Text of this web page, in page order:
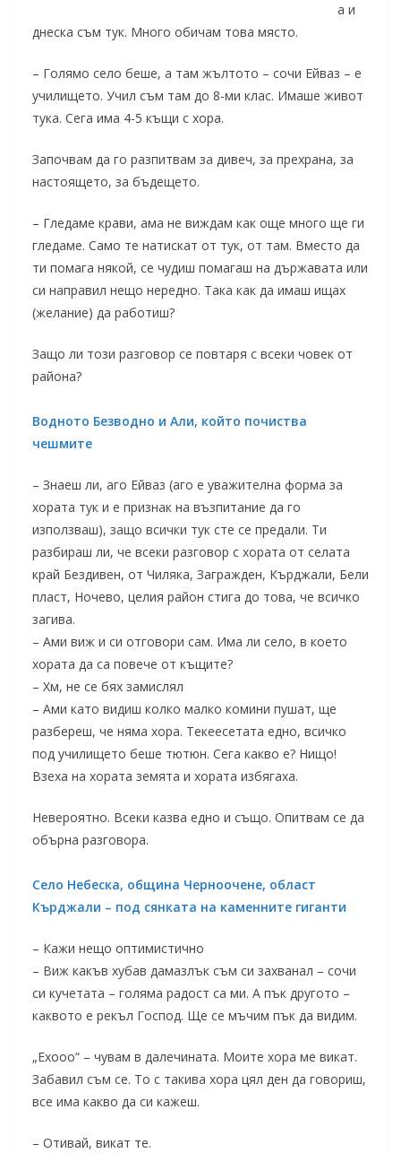
а и
днеска съм тук. Много обичам това място.
– Голямо село беше, а там жълтото – сочи Ейваз – е
училището. Учил съм там до 8-ми клас. Имаше живот
тука. Сега има 4-5 къщи с хора.
Започвам да го разпитвам за дивеч, за прехрана, за
настоящето, за бъдещето.
– Гледаме крави, ама не виждам как още много ще ги
гледаме. Само те натискат от тук, от там. Вместо да
ти помага някой, се чудиш помагаш на държавата или
си направил нещо нередно. Така как да имаш ищах
(желание) да работиш?
Защо ли този разговор се повтаря с всеки човек от
района?
Водното Безводно и Али, който почиства
чешмите
– Знаеш ли, аго Ейваз (аго е уважителна форма за
хората тук и е признак на възпитание да го
използваш), защо всички тук сте се предали. Ти
разбираш ли, че всеки разговор с хората от селата
край Бездивен, от Чиляка, Загражден, Кърджали, Бели
пласт, Ночево, целия район стига до това, че всичко
загива.
– Ами виж и си отговори сам. Има ли село, в което
хората да са повече от къщите?
– Хм, не се бях замислял
– Ами като видиш колко малко комини пушат, ще
разбереш, че няма хора. Текеесетата едно, всичко
под училището беше тютюн. Сега какво е? Нищо!
Взеха на хората земята и хората избягаха.
Невероятно. Всеки казва едно и също. Опитвам се да
обърна разговора.
Село Небеска, община Черноочене, област
Кърджали – под сянката на каменните гиганти
– Кажи нещо оптимистично
– Виж какъв хубав дамазлък съм си захванал – сочи
си кучетата – голяма радост са ми. А пък другото –
каквото е рекъл Господ. Ще се мъчим пък да видим.
„Ехооо“ – чувам в далечината. Моите хора ме викат.
Забавил съм се. То с такива хора цял ден да говориш,
все има какво да си кажеш.
– Отивай, викат те.